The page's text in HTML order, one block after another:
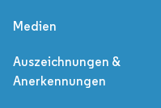
Medien
Auszeichnungen &
Anerkennungen